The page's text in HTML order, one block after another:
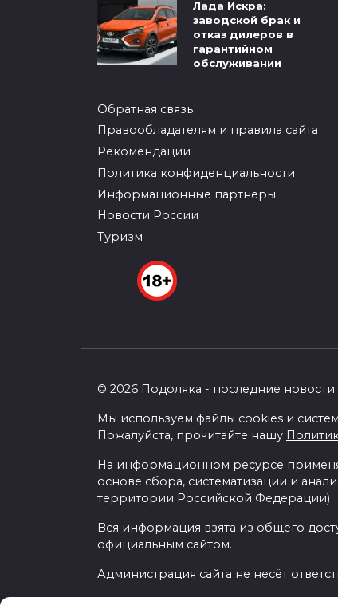
Лада Искра:
заводской брак и
отказ дилеров в
гарантийном
обслуживании
Обратная связь
Правообладателям и правила сайта
Рекомендации
Политика конфиденциальности
Информационные партнеры
Новости России
Туризм
© 2026 Подоляка - последние
Мы используем файлы cookies и
Пожалуйста, прочитайте нашу
На информационном ресурсе
основе сбора, систематизации и
территории Российской Федерации)
Вся информация взята из общего
официальным сайтом.
Администрация сайта не несёт